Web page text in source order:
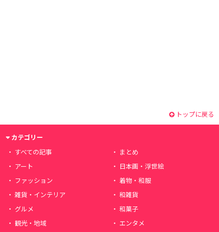
トップに戻る
カテゴリー
すべての記事
まとめ
アート
日本画・浮世絵
ファッション
着物・和服
雑貨・インテリア
和雑貨
グルメ
和菓子
観光・地域
エンタメ